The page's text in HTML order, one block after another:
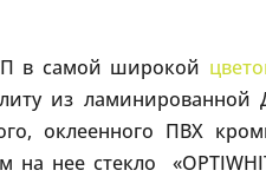
в самой широкой
из ламинированной
оклеенного ПВХ
на нее стекло